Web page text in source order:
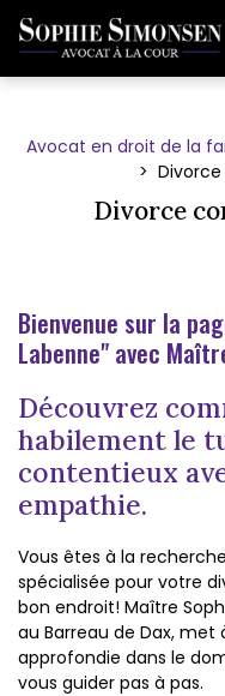
Avocat en droit de la
Divorce
Bienvenue sur la
Labenne" avec
Découvrez
habilement le
contentieux
empathie.
Vous êtes à la
spécialisée pour votre
bon endroit! Maître
au Barreau de Dax,
approfondie dans le
vous guider pas à pas.
Panneau de gestion des